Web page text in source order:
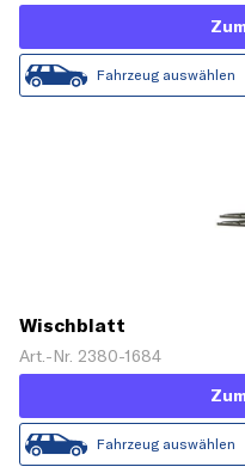
Fahrzeug auswählen
Wischblatt
Art.-Nr. 2380-1684
Fahrzeug auswählen